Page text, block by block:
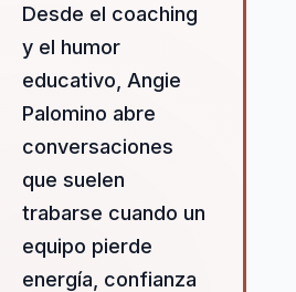
Desde el coaching
y el humor
educativo, Angie
Palomino abre
conversaciones
que suelen
trabarse cuando un
equipo pierde
energía, confianza